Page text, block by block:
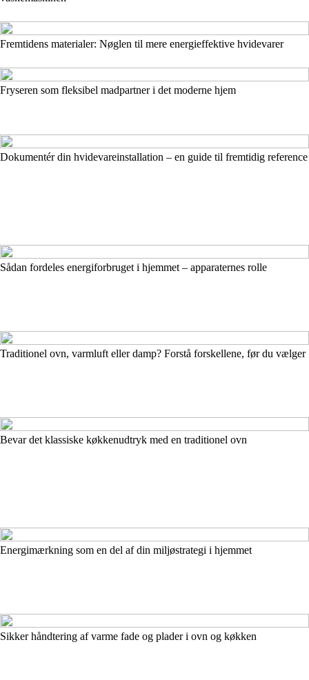
Fremtidens materialer: Nøglen til mere energieffektive hvidevarer
Fryseren som fleksibel madpartner i det moderne hjem
Dokumentér din hvidevareinstallation – en guide til fremtidig reference
Sådan fordeles energiforbruget i hjemmet – apparaternes rolle
Traditionel ovn, varmluft eller damp? Forstå forskellene, før du vælger
Bevar det klassiske køkkenudtryk med en traditionel ovn
Energimærkning som en del af din miljøstrategi i hjemmet
Sikker håndtering af varme fade og plader i ovn og køkken